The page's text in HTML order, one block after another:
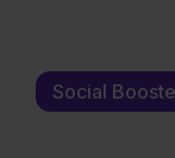
Social